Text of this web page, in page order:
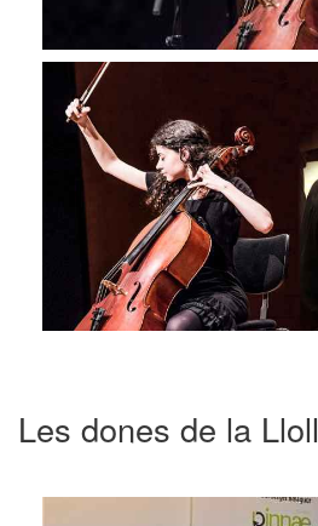
Les dones de la Lloll